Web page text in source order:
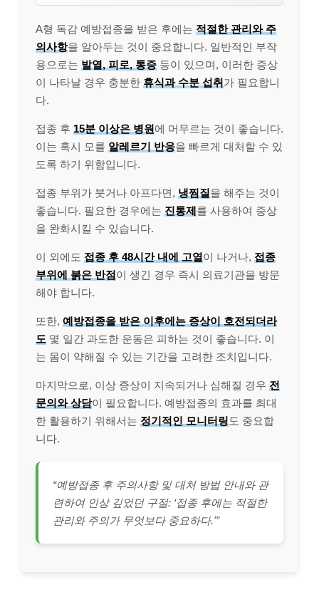
A형 독감 예방접종을 받은 후에는 적절한 관리와 주
의사항을 알아두는 것이 중요합니다. 일반적인 부작
용으로는 발열, 피로, 통증 등이 있으며, 이러한 증상
이 나타날 경우 충분한 휴식과 수분 섭취가 필요합니
다.
접종 후 15분 이상은 병원에 머무르는 것이 좋습니다.
이는 혹시 모를 알레르기 반응을 빠르게 대처할 수 있
도록 하기 위함입니다.
접종 부위가 붓거나 아프다면, 냉찜질을 해주는 것이
좋습니다. 필요한 경우에는 진통제를 사용하여 증상
을 완화시킬 수 있습니다.
이 외에도 접종 후 48시간 내에 고열이 나거나, 접종
부위에 붉은 반점이 생긴 경우 즉시 의료기관을 방문
해야 합니다.
또한, 예방접종을 받은 이후에는 증상이 호전되더라
도 몇 일간 과도한 운동은 피하는 것이 좋습니다. 이
는 몸이 약해질 수 있는 기간을 고려한 조치입니다.
마지막으로, 이상 증상이 지속되거나 심해질 경우 전
문의와 상담이 필요합니다. 예방접종의 효과를 최대
한 활용하기 위해서는 정기적인 모니터링도 중요합
니다.
“예방접종 후 주의사항 및 대처 방법 안내와 관
련하여 인상 깊었던 구절: ‘접종 후에는 적절한
관리와 주의가 무엇보다 중요하다.'”